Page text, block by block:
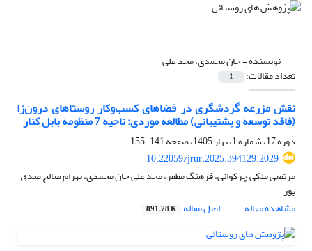
نویسنده =خان محمدی، محد علی
تعداد مقالات: 1
نقش مزرعه گردشگری در فضاهای کسب‌وکار روستاهای درون‌زا
(فاقد توسعه و پشتیبانی) مطالعه موردی: ناحیه 7 منظومه بابل کنار
دوره 17، شماره 1، بهار 1405، صفحه
141-155
10.22059/jrur.2025.394129.2029
مرتضی ملکی چرکوانی، فرهنگ مظفر، محد علی خان محمدی، بهرام صالح صدق
پور
مشاهده مقاله
اصل مقاله 891.78 K